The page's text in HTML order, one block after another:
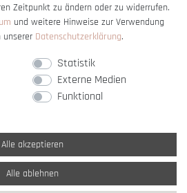
Zeitpunkt zu ändern oder zu widerrufen.
und weitere Hinweise zur Verwendung
unserer Daten­schutz­erklärung.
Statistik
Externe Medien
Funktional
Alle akzeptieren
Alle ablehnen